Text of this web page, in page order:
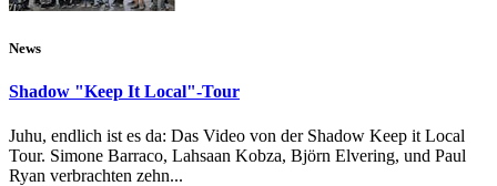
News
Shadow "Keep It Local"-Tour
Juhu, endlich ist es da: Das Video von der Shadow Keep it Local
Tour. Simone Barraco, Lahsaan Kobza, Björn Elvering, und Paul
Ryan verbrachten zehn...